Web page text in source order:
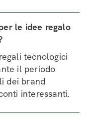
le idee regalo
tecnologici
il periodo
dei brand
interessanti.